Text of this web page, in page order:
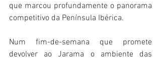
que marcou profundamente o panorama
competitivo da Península Ibérica.
Num fim-de-semana que promete
devolver ao Jarama o ambiente das